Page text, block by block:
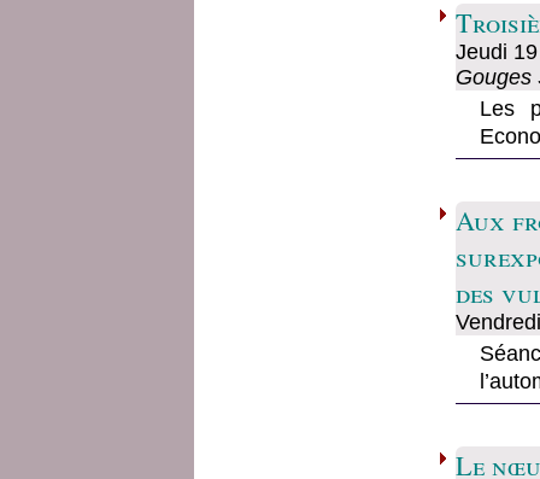
Jeudi
Gouges
Les
Aux
des
Vendredi
Le